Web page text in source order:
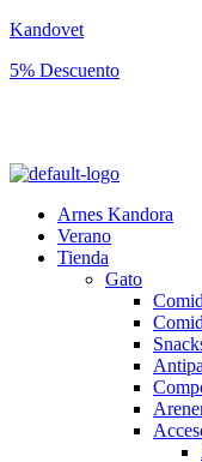
Kandovet
5% Descuento
Arnes Kandora
Verano
Tienda
Gato